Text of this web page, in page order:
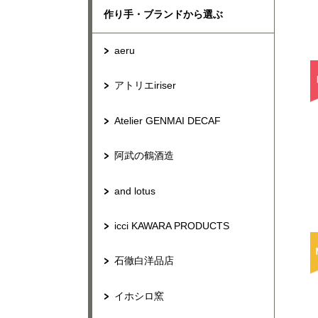
作り手・ブランドから選ぶ
aeru
アトリエiriser
Atelier GENMAI DECAF
阿武の鶴酒造
and lotus
icci KAWARA PRODUCTS
石徹白洋品店
イホシロ窯